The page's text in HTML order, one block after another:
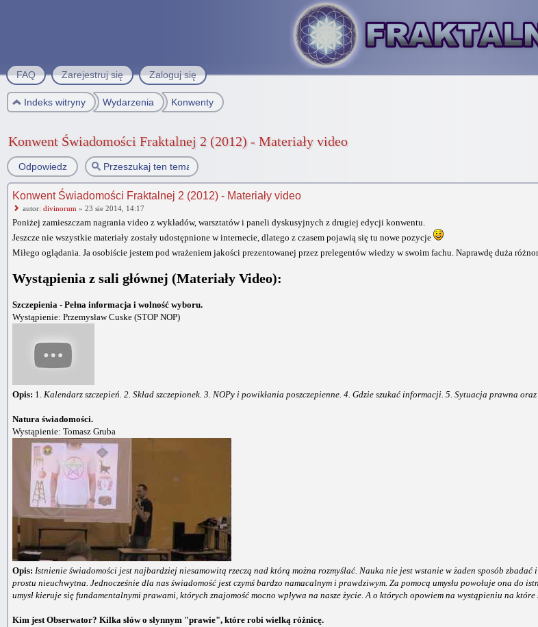
FAQ Zarejestruj się Zaloguj się
Indeks witryny Wydarzenia Konwenty
Konwent Świadomości Fraktalnej 2 (2012) - Materiały video
Odpowiedz
Konwent Świadomości Fraktalnej 2 (2012) - Materiały video
autor: divinorum » 23 sie 2014, 14:17
Poniżej zamieszczam nagrania video z wykładów, warsztatów i paneli dyskusyjnych z drugiej edycji konwentu.
Jeszcze nie wszystkie materiały zostały udostępnione w internecie, dlatego z czasem pojawią się tu nowe pozycje
Miłego oglądania. Ja osobiście jestem pod wrażeniem jakości prezentowanej przez prelegentów wiedzy w swoim fachu. Naprawdę duża
Wystąpienia z sali głównej (Materiały Video):
Szczepienia - Pełna informacja i wolność wyboru.
Wystąpienie: Przemysław Cuske (STOP NOP)
Opis: 1. Kalendarz szczepień. 2. Skład szczepionek. 3. NOPy i powikłania poszczepienne. 4. Gdzie szukać informacji. 5. Sytuacja prawna
Natura świadomości.
Wystąpienie: Tomasz Gruba
Opis: Istnienie świadomości jest najbardziej niesamowitą rzeczą nad którą można rozmyślać. Nauka nie jest wstanie w żaden sposób
prostu nieuchwytna. Jednocześnie dla nas świadomość jest czymś bardzo namacalnym i prawdziwym. Za pomocą umysłu powołuje ona do
umysł kieruje się fundamentalnymi prawami, których znajomość mocno wpływa na nasze życie. A o których opowiem na wystąpieniu na które
Kim jest Obserwator? Kilka słów o słynnym "prawie", które robi wielką różnicę.